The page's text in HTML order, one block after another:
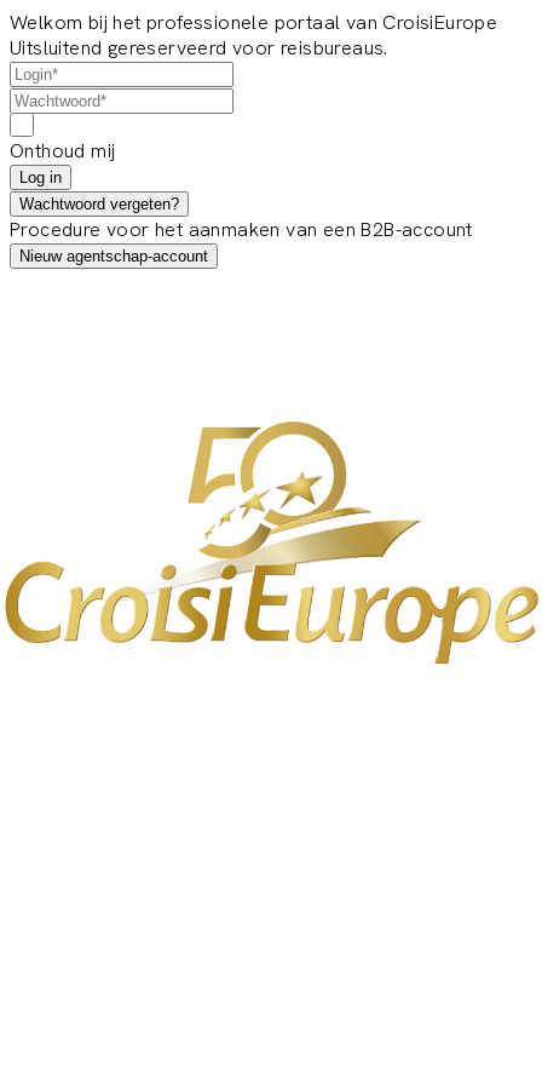
Welkom bij het professionele portaal van CroisiEurope
Uitsluitend gereserveerd voor reisbureaus.
Onthoud mij
Log in
Wachtwoord vergeten?
Procedure voor het aanmaken van een B2B-account
Nieuw agentschap-account